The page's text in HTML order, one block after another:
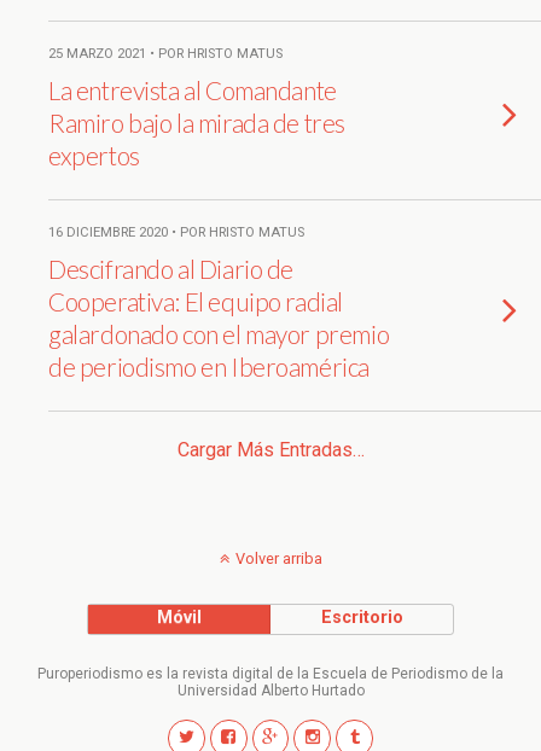
25 MARZO 2021 • POR HRISTO MATUS
La entrevista al Comandante
Ramiro bajo la mirada de tres
expertos
16 DICIEMBRE 2020 • POR HRISTO MATUS
Descifrando al Diario de
Cooperativa: El equipo radial
galardonado con el mayor premio
de periodismo en Iberoamérica
Cargar Más Entradas…
Volver arriba
Móvil Escritorio
Puroperiodismo es la revista digital de la Escuela de Periodismo de la
Universidad Alberto Hurtado